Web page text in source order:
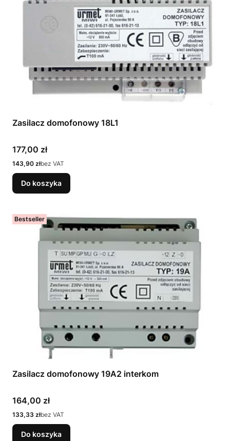
Zasilacz domofonowy 18L1
Cena
177,00 zł
Cena
143,90 złbez VAT
Do koszyka
Bestseller
Zasilacz domofonowy 19A2 interkom
Cena
164,00 zł
Cena
133,33 złbez VAT
Do koszyka